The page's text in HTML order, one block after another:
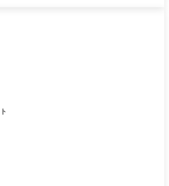
しながら、要件整理からリリース
て経営層とのリレーションを構築
でも